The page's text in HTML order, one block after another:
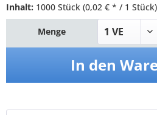
Inhalt: 1000 Stück (0,02 € * / 1 Stück)
Menge
In den